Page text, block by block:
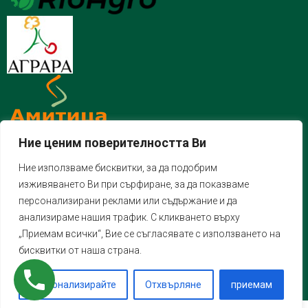
Ние ценим поверителността Ви
Ние използваме бисквитки, за да подобрим
изживяването Ви при сърфиране, за да показваме
персонализирани реклами или съдържание и да
анализираме нашия трафик. С кликването върху
„Приемам всички“, Вие се съгласявате с използването на
бисквитки от наша страна.
Персонализирайте Отхвърляне приемам